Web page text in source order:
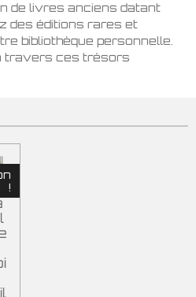
de livres anciens datant
des éditions rares et
bibliothèque personnelle.
travers ces trésors
!